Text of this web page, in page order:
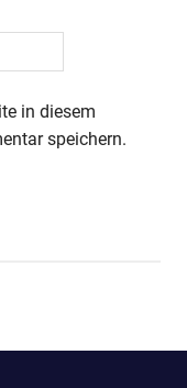
in diesem
speichern.